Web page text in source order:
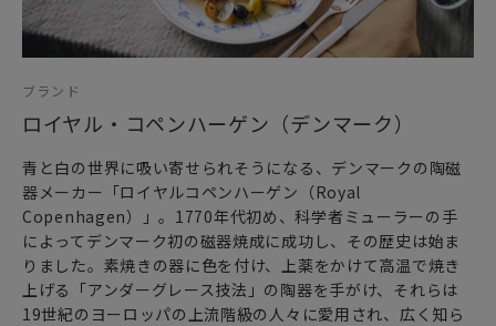
「エレメンツ（ELEMENTS）」シリーズは、ロイヤルコペン
ハーゲンの新しいテーブルウェアとして、伝統あるパターン
2008年デンマークのプロダクトデザイナー「ルイーズ キャン
ベル」とコラボレートしたシリーズです。過去の伝統と未来
ヤルコペンハーゲンの至宝ともいえるデザインの数々から傑
出したディテールが用いられており、フローラダニカシリー
ズの縁に見られる模様や、最もクラシックかつ有名なフルー
テッドシリーズのレース模様などがデザインされているもの
もあります。
ブランド
ロイヤル・コペンハーゲン（デンマーク）
青と白の世界に吸い寄せられそうになる、デンマークの陶磁
器メーカー「ロイヤルコペンハーゲン（Royal
Copenhagen）」。1770年代初め、科学者ミューラーの手
によってデンマーク初の磁器焼成に成功し、その歴史は始ま
りました。素焼きの器に色を付け、上薬をかけて高温で焼き
上げる「アンダーグレース技法」の陶器を手がけ、それらは
19世紀のヨーロッパの上流階級の人々に愛用され、広く知ら